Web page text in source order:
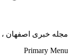
مجله خبری اصفهان ،
Primary Menu